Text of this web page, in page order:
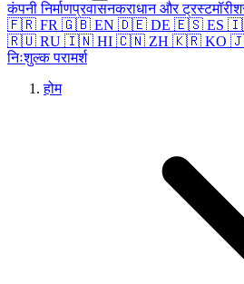
कंपनी निर्माणप्रवासनकराधान और ट्रस्ट
🇫🇷 FR 🇬🇧 EN 🇩🇪 DE 🇪🇸 ES
🇷🇺 RU 🇮🇳 HI 🇨🇳 ZH 🇰🇷 KO
निःशुल्क परामर्श
होम